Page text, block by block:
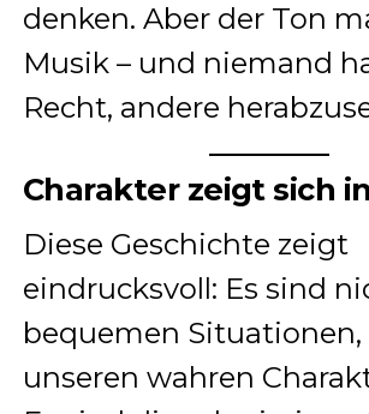
denken. Aber der Ton
Musik – und niemand
Recht, andere
Charakter zeigt sich
Diese Geschichte zeigt
eindrucksvoll: Es sind
bequemen Situationen,
unseren wahren